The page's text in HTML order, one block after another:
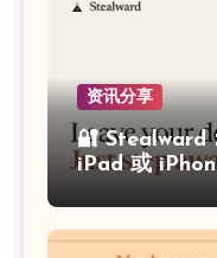
资讯分享
🔐 Stealward
iPad 或